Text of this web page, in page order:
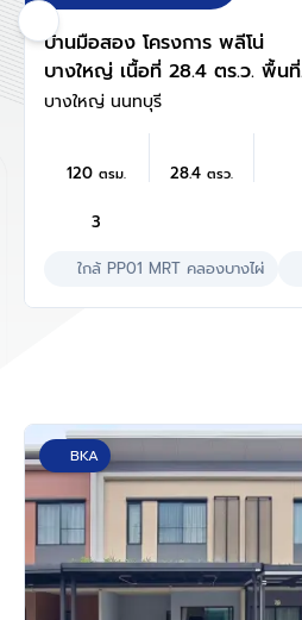
บ้านมือสอง โครงการ พลีโน่
บางใหญ่ เนื้อที่ 28.4 ตร.ว. พื้นที่
ใช้สอย 120 ตร.ม. ฟังก์ชัน 3 ห้อง
นอน 3 ห้องน้ำ 2 ที่จอดรถ บน
กาญจนาภิเษก, ถนนรัตนาธิเบศร์
ใกล้รถไฟฟ้าสายสีม่วง "สถานี
บางใหญ่ นนทบุรี
120ตรม. 28.4ตรว.
3
ใกล้ PP01 MRT คลองบางไผ่
BKA